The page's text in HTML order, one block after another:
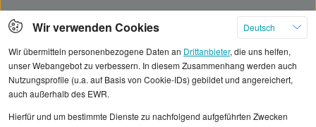
Klicken Sie hier, um weitere Angebote anzuzeigen
Wir verwenden Cookies
Deutsch
Wir übermitteln personenbezogene Daten an Drittanbieter, die uns helfen,
unser Webangebot zu verbessern. In diesem Zusammenhang werden auch
Nutzungsprofile (u.a. auf Basis von Cookie-IDs) gebildet und angereichert,
auch außerhalb des EWR.
Hierfür und um bestimmte Dienste zu nachfolgend aufgeführten Zwecken